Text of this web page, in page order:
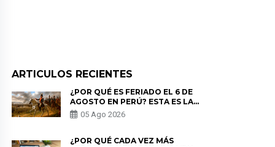
ARTICULOS RECIENTES
¿POR QUÉ ES FERIADO EL 6 DE
AGOSTO EN PERÚ? ESTA ES LA
HISTORIA
05 Ago 2026
¿POR QUÉ CADA VEZ MÁS